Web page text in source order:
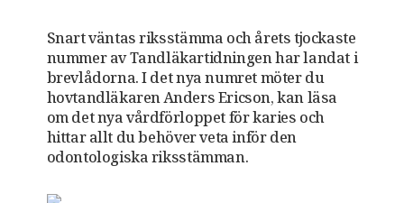
Snart väntas riksstämma och årets tjockaste
nummer av Tandläkartidningen har landat i
brevlådorna. I det nya numret möter du
hovtandläkaren Anders Ericson, kan läsa
om det nya vårdförloppet för karies och
hittar allt du behöver veta inför den
odontologiska riksstämman.